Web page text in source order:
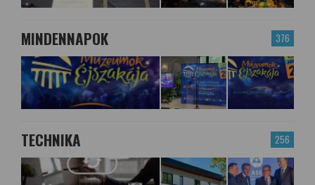
376
MINDENNAPOK
256
TECHNIKA